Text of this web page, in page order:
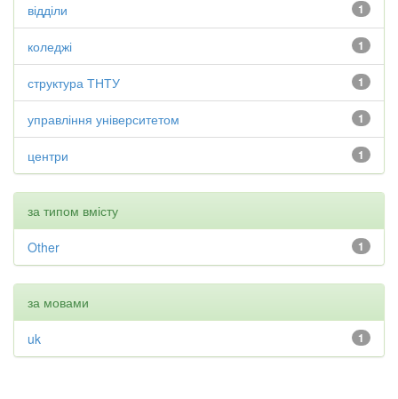
1
відділи
1
коледжі
1
структура ТНТУ
1
управління університетом
1
центри
за типом вмісту
1
Other
за мовами
1
uk